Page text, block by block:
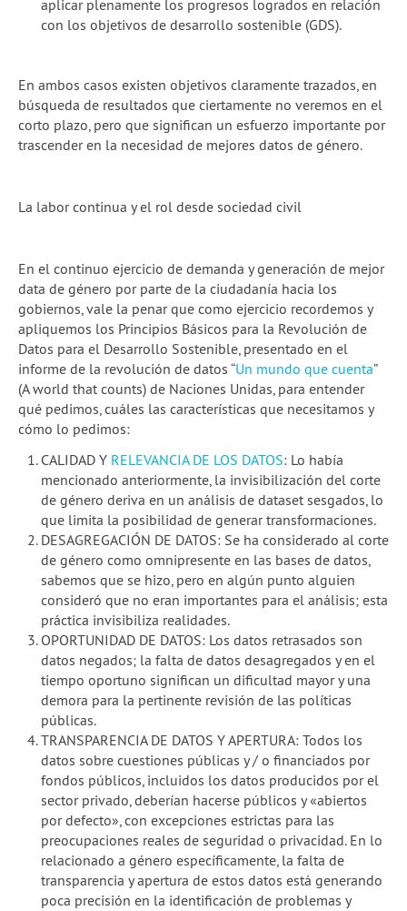
aplicar plenamente los progresos logrados en relación
con los objetivos de desarrollo sostenible (GDS).
En ambos casos existen objetivos claramente trazados, en
búsqueda de resultados que ciertamente no veremos en el
corto plazo, pero que significan un esfuerzo importante por
trascender en la necesidad de mejores datos de género.
La labor continua y el rol desde sociedad civil
En el continuo ejercicio de demanda y generación de mejor
data de género por parte de la ciudadanía hacia los
gobiernos, vale la penar que como ejercicio recordemos y
apliquemos los Principios Básicos para la Revolución de
Datos para el Desarrollo Sostenible, presentado en el
informe de la revolución de datos “Un mundo que cuenta”
(A world that counts) de Naciones Unidas, para entender
qué pedimos, cuáles las características que necesitamos y
cómo lo pedimos:
CALIDAD Y RELEVANCIA DE LOS DATOS: Lo había
mencionado anteriormente, la invisibilización del corte
de género deriva en un análisis de dataset sesgados, lo
que limita la posibilidad de generar transformaciones.
DESAGREGACIÓN DE DATOS: Se ha considerado al corte
de género como omnipresente en las bases de datos,
sabemos que se hizo, pero en algún punto alguien
consideró que no eran importantes para el análisis; esta
práctica invisibiliza realidades.
OPORTUNIDAD DE DATOS: Los datos retrasados ​​son
datos negados; la falta de datos desagregados y en el
tiempo oportuno significan un dificultad mayor y una
demora para la pertinente revisión de las políticas
públicas.
TRANSPARENCIA DE DATOS Y APERTURA: Todos los
datos sobre cuestiones públicas y / o financiados por
fondos públicos, incluidos los datos producidos por el
sector privado, deberían hacerse públicos y «abiertos
por defecto», con excepciones estrictas para las
preocupaciones reales de seguridad o privacidad. En lo
relacionado a género específicamente, la falta de
transparencia y apertura de estos datos está generando
poca precisión en la identificación de problemas y